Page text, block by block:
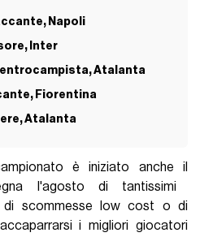
Napoli
Inter
Atalanta
Fiorentina
Atalanta
è iniziato anche il
l'agosto di tantissimi
di scommesse low cost o di
i migliori giocatori